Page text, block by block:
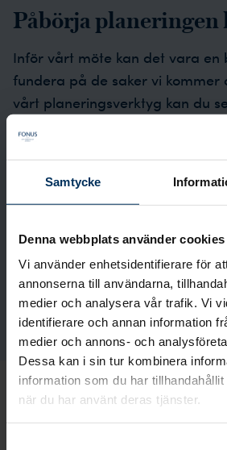
Samtycke
Denna webbplats använder cookies
Vi använder enhetsidentifierare för
annonserna till användarna,
medier och analysera vår trafik. Vi
identifierare och annan information
medier och annons- och
Dessa kan i sin tur kombinera
information som du har
när du har använt deras tjänster.
Påbörja
Inför vårt möte kan det vara en
fundera på de saker vi kommer
vårt planeringsverktyg kan du
påbörja planeringen hemifrån
som känns lite svårare kan vi
Planera begravning
Utforma gravsten